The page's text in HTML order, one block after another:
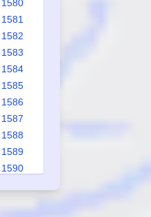
1580
1581
1582
1583
1584
1585
1586
1587
1588
1589
1590